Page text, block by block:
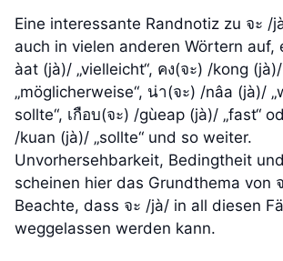
Eine interessante Randnotiz zu จะ /
auch in vielen anderen Wörtern auf,
àat (jà)/ „vielleicht“, คง(จะ) /kong (jà)/
„möglicherweise“, น่า(จะ) /nâa (jà)/
sollte“, เกือบ(จะ) /gùeap (jà)/ „fast“
/kuan (jà)/ „sollte“ und so weiter.
Unvorhersehbarkeit, Bedingtheit
scheinen hier das Grundthema von
Beachte, dass จะ /jà/ in all diesen
weggelassen werden kann.